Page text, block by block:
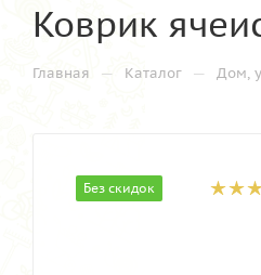
Коврик
Главная — Каталог — Дом,
Без скидок